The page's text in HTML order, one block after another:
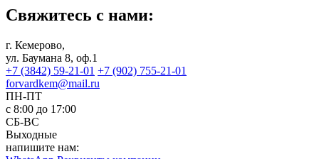
Свяжитесь с нами:
г. Кемерово,
ул. Баумана 8, оф.1
+7 (3842) 59-21-01 +7 (902) 755-21-01
forvardkem@mail.ru
ПН-ПТ
с 8:00 до 17:00
СБ-ВС
Выходные
напишите нам: